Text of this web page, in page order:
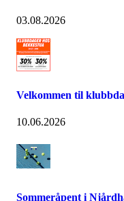
03.08.2026
Velkommen til
10.06.2026
Sommeråpent i